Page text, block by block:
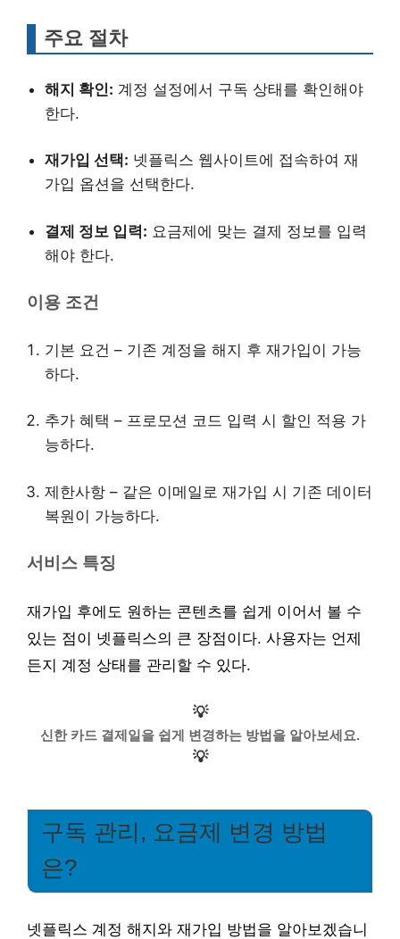
주요 절차
해지 확인: 계정 설정에서 구독 상태를 확인해야
한다.
재가입 선택: 넷플릭스 웹사이트에 접속하여 재
가입 옵션을 선택한다.
결제 정보 입력: 요금제에 맞는 결제 정보를 입력
해야 한다.
이용 조건
기본 요건 – 기존 계정을 해지 후 재가입이 가능
하다.
추가 혜택 – 프로모션 코드 입력 시 할인 적용 가
능하다.
제한사항 – 같은 이메일로 재가입 시 기존 데이터
복원이 가능하다.
서비스 특징
재가입 후에도 원하는 콘텐츠를 쉽게 이어서 볼 수
있는 점이 넷플릭스의 큰 장점이다. 사용자는 언제
든지 계정 상태를 관리할 수 있다.
💡
신한 카드 결제일을 쉽게 변경하는 방법을 알아보세요.
💡
구독 관리, 요금제 변경 방법
은?
넷플릭스 계정 해지와 재가입 방법을 알아보겠습니